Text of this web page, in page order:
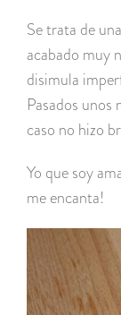
Se trata de
acabado muy
disimula
Pasados
caso no hizo
Yo que soy
me encanta!